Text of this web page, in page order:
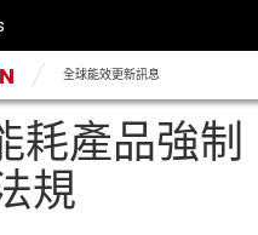
全球能效更新訊息
耗產品強制
規